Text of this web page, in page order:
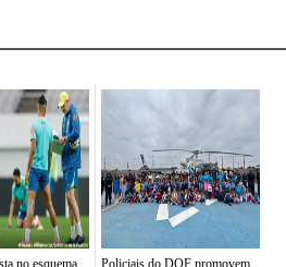
no esquema Policiais do DOF promovem